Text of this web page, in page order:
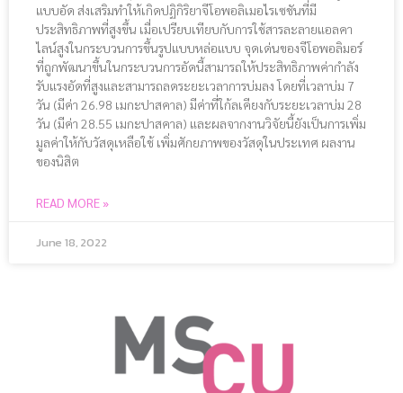
แบบอัด ส่งเสริมทำให้เกิดปฏิกิริยาจีโอพอลิเมอไรเซชันที่มี
ประสิทธิภาพที่สูงขึ้น เมื่อเปรียบเทียบกับการใช้สารละลายแอลคา
ไลน์สูงในกระบวนการขึ้นรูปแบบหล่อแบบ จุดเด่นของจีโอพอลิมอร์
ที่ถูกพัฒนาขึ้นในกระบวนการอัดนี้สามารถให้ประสิทธิภาพค่ากำลัง
รับแรงอัดที่สูงและสามารถลดระยะเวลาการบ่มลง โดยที่เวลาบ่ม 7
วัน (มีค่า 26.98 เมกะปาสคาล) มีค่าที่ใก้ลเคียงกับระยะเวลาบ่ม 28
วัน (มีค่า 28.55 เมกะปาสคาล) และผลจากงานวิจัยนี้ยังเป็นการเพิ่ม
มูลค่าให้กับวัสดุเหลือใช้ เพิ่มศักยภาพของวัสดุในประเทศ ผลงาน
ของนิสิต
READ MORE »
June 18, 2022